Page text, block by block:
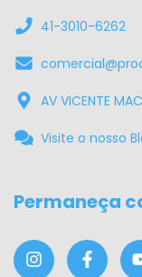
41-3010-6262
AV VICENTE
Visite o nosso
Permaneça